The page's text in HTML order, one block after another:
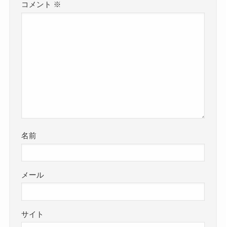
コメント ※
名前
メール
サイト